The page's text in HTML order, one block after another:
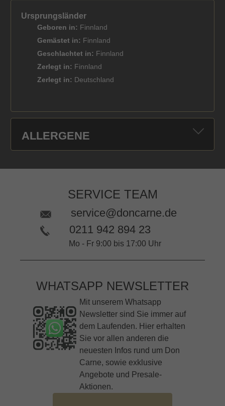
Ursprungsländer
Geboren in: Finnland
Gemästet in: Finnland
Geschlachtet in: Finnland
Zerlegt in: Finnland
Zerlegt in: Deutschland
ALLERGENE
SERVICE TEAM
service@doncarne.de
0211 942 894 23
Mo - Fr 9:00 bis 17:00 Uhr
WHATSAPP NEWSLETTER
Mit unserem Whatsapp
Newsletter sind Sie immer auf
dem Laufenden. Hier erhalten
Sie vor allen anderen die
neuesten Infos rund um Don
Carne, sowie exklusive
Angebote und Presale-
Aktionen.